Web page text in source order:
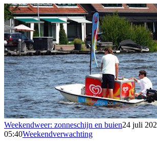
Weekendweer: zonneschijn en buien24 juli
05:40Weekendverwachting